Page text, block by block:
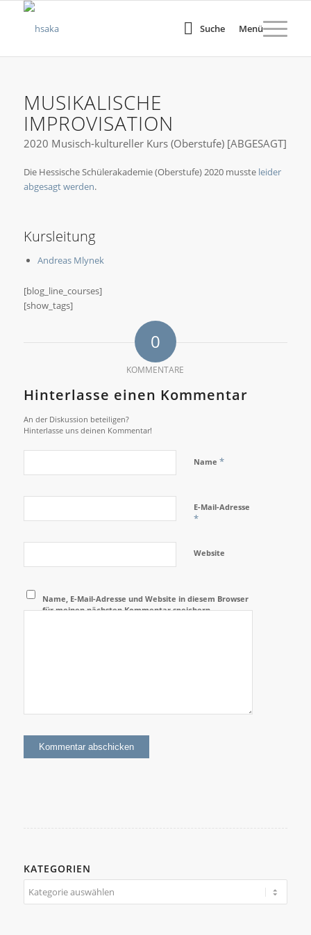
Suche Menü
MUSIKALISCHE
IMPROVISATION
2020 Musisch-kultureller Kurs (Oberstufe) [ABGESAGT]
Die Hessische Schülerakademie (Oberstufe) 2020 musste leider
abgesagt werden.
Kursleitung
Andreas Mlynek
[blog_line_courses]
[show_tags]
0
KOMMENTARE
Hinterlasse einen Kommentar
An der Diskussion beteiligen?
Hinterlasse uns deinen Kommentar!
Name *
E-Mail-Adresse
*
Website
Name, E-Mail-Adresse und Website in diesem Browser
für meinen nächsten Kommentar speichern.
KATEGORIEN
Kategorien